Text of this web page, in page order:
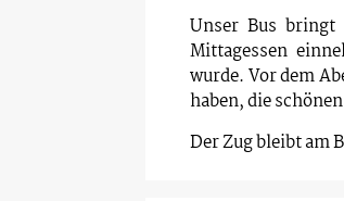
Unser Bus
Mittagessen
wurde. Vor dem
haben, die
Der Zug bleibt am